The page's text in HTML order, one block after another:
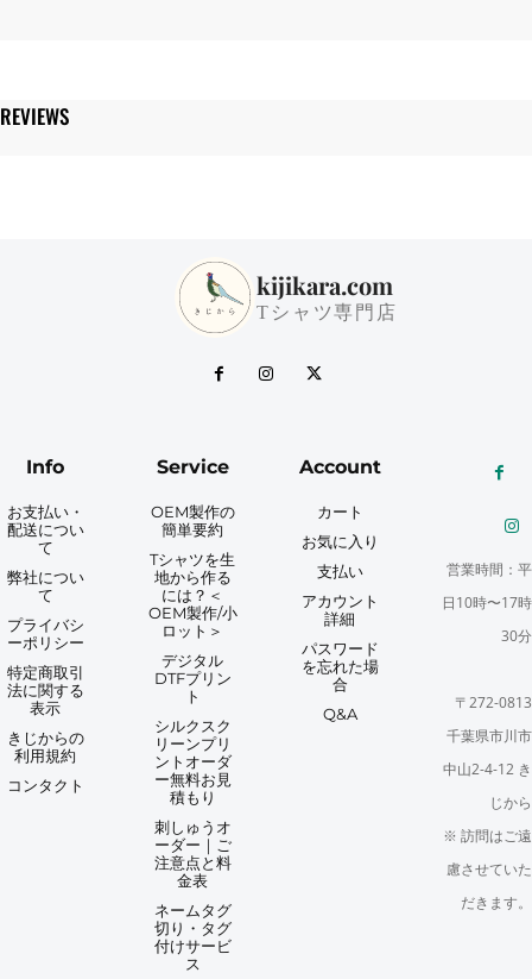
REVIEWS
kijikara.com
Tシャツ専門店
Info
お支払い・
配送につい
て
弊社につい
て
プライバシ
ーポリシー
特定商取引
法に関する
表示
きじからの
利用規約
コンタクト
Service
OEM製作の
簡単要約
Tシャツを生
地から作る
には？＜
OEM製作/小
ロット＞
デジタル
DTFプリン
ト
シルクスク
リーンプリ
ントオーダ
ー無料お見
積もり
刺しゅうオ
ーダー｜ご
注意点と料
金表
ネームタグ
切り・タグ
付けサービ
ス
Account
カート
お気に入り
支払い
アカウント
詳細
パスワード
を忘れた場
合
Q&A
営業時間：平
日10時〜17時
30分
〒272-0813
千葉県市川市
中山2-4-12 き
じから
※ 訪問はご遠
慮させていた
だきます。